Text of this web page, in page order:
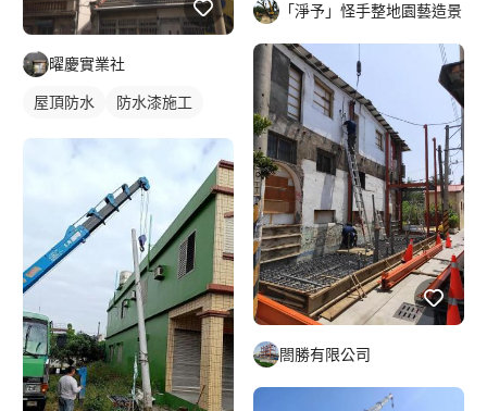
曜慶實業社
屋頂防水 防水漆施工
「淨予」怪手整地園藝造景
閤勝有限公司